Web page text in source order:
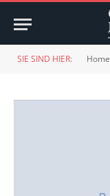
SIE SIND HIER: Home